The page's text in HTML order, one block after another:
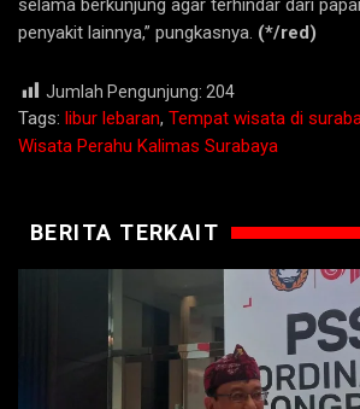
selama berkunjung agar terhindar dari
penyakit lainnya,” pungkasnya. (*/red)
Jumlah Pengunjung: 204
Tags: libur lebaran, Tempat wisata di
Wisata Perahu Kalimas Surabaya
BERITA TERKAIT